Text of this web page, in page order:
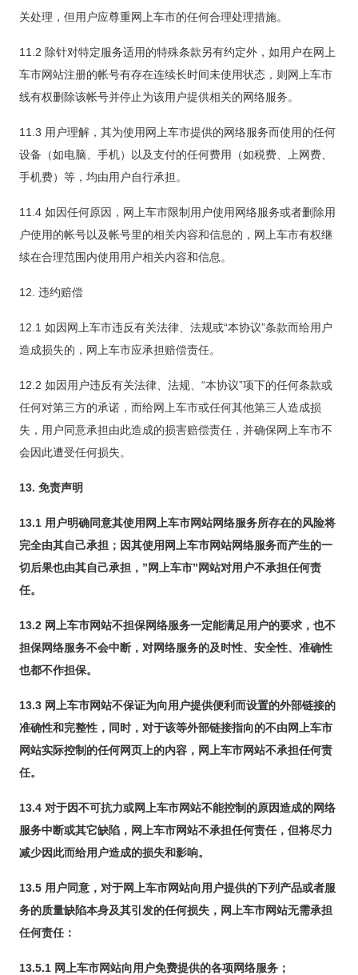
关处理，但用户应尊重网上车市的任何合理处理措施。
11.2 除针对特定服务适用的特殊条款另有约定外，如用户在网上
车市网站注册的帐号有存在连续长时间未使用状态，则网上车市
线有权删除该帐号并停止为该用户提供相关的网络服务。
11.3 用户理解，其为使用网上车市提供的网络服务而使用的任何
设备（如电脑、手机）以及支付的任何费用（如税费、上网费、
手机费）等，均由用户自行承担。
11.4 如因任何原因，网上车市限制用户使用网络服务或者删除用
户使用的帐号以及帐号里的相关内容和信息的，网上车市有权继
续在合理范围内使用用户相关内容和信息。
12. 违约赔偿
12.1 如因网上车市违反有关法律、法规或“本协议”条款而给用户
造成损失的，网上车市应承担赔偿责任。
12.2 如因用户违反有关法律、法规、“本协议”项下的任何条款或
任何对第三方的承诺，而给网上车市或任何其他第三人造成损
失，用户同意承担由此造成的损害赔偿责任，并确保网上车市不
会因此遭受任何损失。
13. 免责声明
13.1 用户明确同意其使用网上车市网站网络服务所存在的风险将
完全由其自己承担；因其使用网上车市网站网络服务而产生的一
切后果也由其自己承担，”网上车市”网站对用户不承担任何责
任。
13.2 网上车市网站不担保网络服务一定能满足用户的要求，也不
担保网络服务不会中断，对网络服务的及时性、安全性、准确性
也都不作担保。
13.3 网上车市网站不保证为向用户提供便利而设置的外部链接的
准确性和完整性，同时，对于该等外部链接指向的不由网上车市
网站实际控制的任何网页上的内容，网上车市网站不承担任何责
任。
13.4 对于因不可抗力或网上车市网站不能控制的原因造成的网络
服务中断或其它缺陷，网上车市网站不承担任何责任，但将尽力
减少因此而给用户造成的损失和影响。
13.5 用户同意，对于网上车市网站向用户提供的下列产品或者服
务的质量缺陷本身及其引发的任何损失，网上车市网站无需承担
任何责任：
13.5.1 网上车市网站向用户免费提供的各项网络服务；